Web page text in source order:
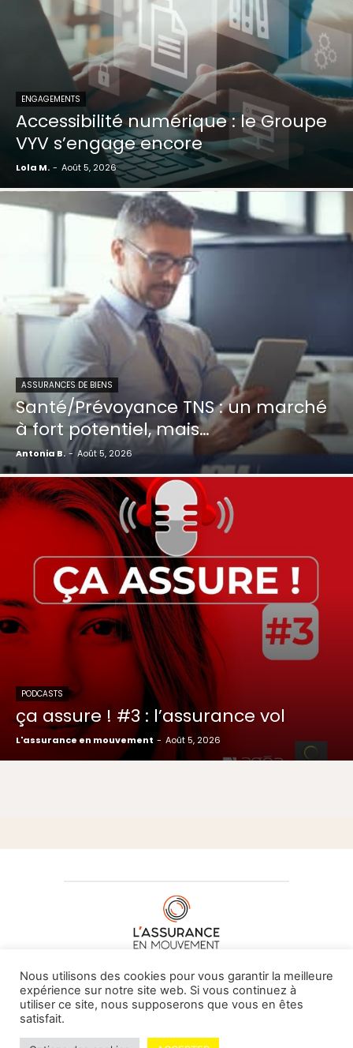
ENGAGEMENTS
Accessibilité numérique : le Groupe
VYV s’engage encore
Lola M. - Août 5, 2026
ASSURANCES DE BIENS
Santé/Prévoyance TNS : un marché
à fort potentiel, mais…
Antonia B. - Août 5, 2026
PODCASTS
ça assure ! #3 : l’assurance vol
L'assurance en mouvement - Août 5, 2026
À PROPOS DE NOUS•CONTACT
© L'assurance en mouvement -By Vovoxx Média
Nous utilisons des cookies pour vous garantir la meilleure
expérience sur notre site web. Si vous continuez à
utiliser ce site, nous supposerons que vous en êtes
satisfait.